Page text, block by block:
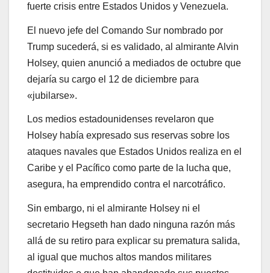
fuerte crisis entre Estados Unidos y Venezuela.
El nuevo jefe del Comando Sur nombrado por
Trump sucederá, si es validado, al almirante Alvin
Holsey, quien anunció a mediados de octubre que
dejaría su cargo el 12 de diciembre para
«jubilarse».
Los medios estadounidenses revelaron que
Holsey había expresado sus reservas sobre los
ataques navales que Estados Unidos realiza en el
Caribe y el Pacífico como parte de la lucha que,
asegura, ha emprendido contra el narcotráfico.
Sin embargo, ni el almirante Holsey ni el
secretario Hegseth han dado ninguna razón más
allá de su retiro para explicar su prematura salida,
al igual que muchos altos mandos militares